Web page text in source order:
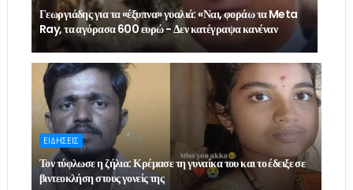
Γεωργιάδης για τα «έξυπνα» γυαλιά: «Ναι, φοράω τα Meta
Ray, τα αγόρασα 600 ευρώ - Δεν κατέγραψα κανέναν
ΕΙΔΗΣΕΙΣ
Τον τύφλωσε η ζήλια: Κρέμασε τη γυναίκα του και το έδειξε σε
βιντεοκλήση στους γονείς της